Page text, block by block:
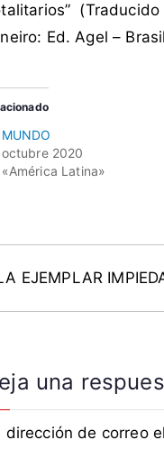
Ed. Agel –
octubre 2020
«América Latina»
EJEMPLAR
una
dirección de correo